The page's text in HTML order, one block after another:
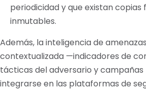
periodicidad y que existan copias
inmutables.
Además, la inteligencia de
contextualizada —indicadores de
tácticas del adversario y
integrarse en las plataformas de